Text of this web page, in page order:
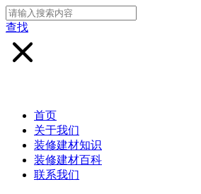
查找
首页
关于我们
装修建材知识
装修建材百科
联系我们